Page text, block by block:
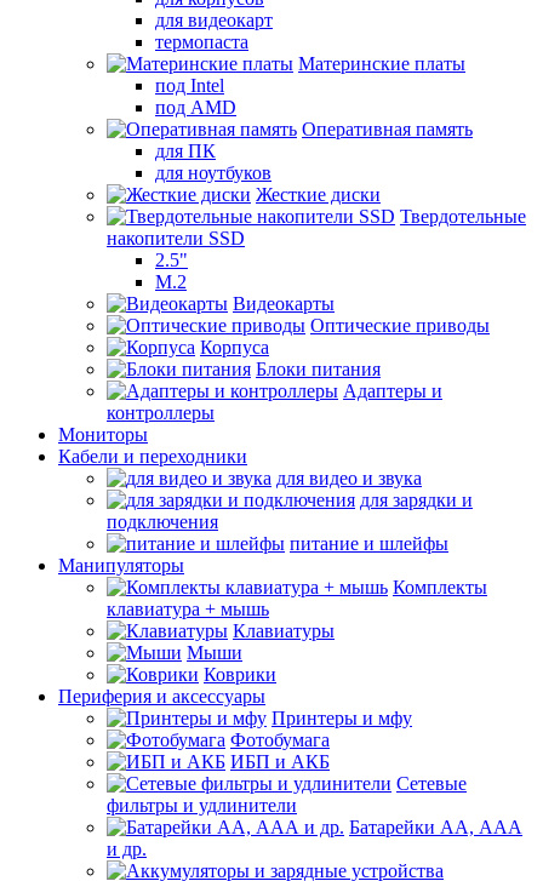
для видеокарт
термопаста
Материнские платы
под Intel
под AMD
Оперативная память
для ПК
для ноутбуков
Жесткие диски
Твердотельные
накопители SSD
2.5"
M.2
Видеокарты
Оптические приводы
Корпуса
Блоки питания
Адаптеры и
контроллеры
Мониторы
Кабели и переходники
для видео и звука
для зарядки и
подключения
питание и шлейфы
Манипуляторы
Комплекты
клавиатура + мышь
Клавиатуры
Мыши
Коврики
Периферия и аксессуары
Принтеры и мфу
Фотобумага
ИБП и АКБ
Сетевые
фильтры и удлинители
Батарейки АА, ААА
и др.